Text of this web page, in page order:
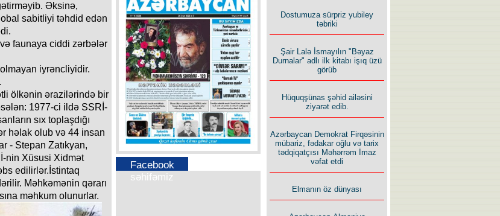
Əksinə,
sabitliyi təhdid edən
faunaya ciddi zərbələr
olmayan iyrəncliyidir.
ölkənin ərazilərində bir
1977-ci ildə SSRİ-
sıx toplaşdığı
həlak olub və 44 insan
- Stepan Zatıkyan,
nin Xüsusi Xidmət
edilirlər.İstintaq
Məhkəmənin qərarı
məhkum olunurlar.
Facebook
səhifəmiz
Dostumuza sürpriz yubiley
təbriki
Şair Lalə İsmayılın "Bəyaz
Durnalar" adlı ilk kitabı işıq üzü
görüb
Hüquqşünas şəhid ailəsini
ziyarət edib.
Azərbaycan Demokrat Firqəsinin
mübariz, fədakar oğlu və tarix
tədqiqatçısı Məhərrəm İmaz
vəfat etdi
Elmanın öz dünyası